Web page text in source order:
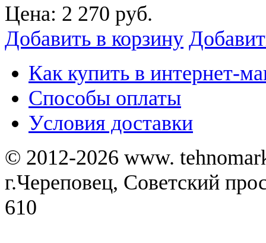
Цена: 2 270 руб.
Добавить в корзину
Как купить в интернет-
Способы оплаты
Уcловия доставки
© 2012-2026 www.
г.Череповец, Советский
610